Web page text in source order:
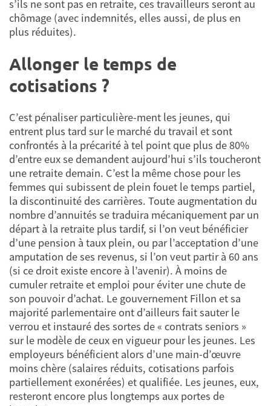
s’ils ne sont pas en retraite, ces travailleurs seront au
chômage (avec indemnités, elles aussi, de plus en
plus réduites).
Allonger le temps de
cotisations ?
C’est pénaliser particulière-ment les jeunes, qui
entrent plus tard sur le marché du travail et sont
confrontés à la précarité à tel point que plus de 80%
d’entre eux se demandent aujourd’hui s’ils toucheront
une retraite demain. C’est la même chose pour les
femmes qui subissent de plein fouet le temps partiel,
la discontinuité des carrières. Toute augmentation du
nombre d’annuités se traduira mécaniquement par un
départ à la retraite plus tardif, si l’on veut bénéficier
d’une pension à taux plein, ou par l’acceptation d’une
amputation de ses revenus, si l’on veut partir à 60 ans
(si ce droit existe encore à l’avenir). À moins de
cumuler retraite et emploi pour éviter une chute de
son pouvoir d’achat. Le gouvernement Fillon et sa
majorité parlementaire ont d’ailleurs fait sauter le
verrou et instauré des sortes de « contrats seniors »
sur le modèle de ceux en vigueur pour les jeunes. Les
employeurs bénéficient alors d’une main-d’œuvre
moins chère (salaires réduits, cotisations parfois
partiellement exonérées) et qualifiée. Les jeunes, eux,
resteront encore plus longtemps aux portes de